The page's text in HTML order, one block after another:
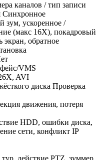
каналов / тип записи
Синхронное
зум, ускоренное /
(макс 16X), покадровый
экран, обратное
VMS
AVI
диска Проверка
движения, потеря
HDD, ошибки диска,
сети, конфликт IP